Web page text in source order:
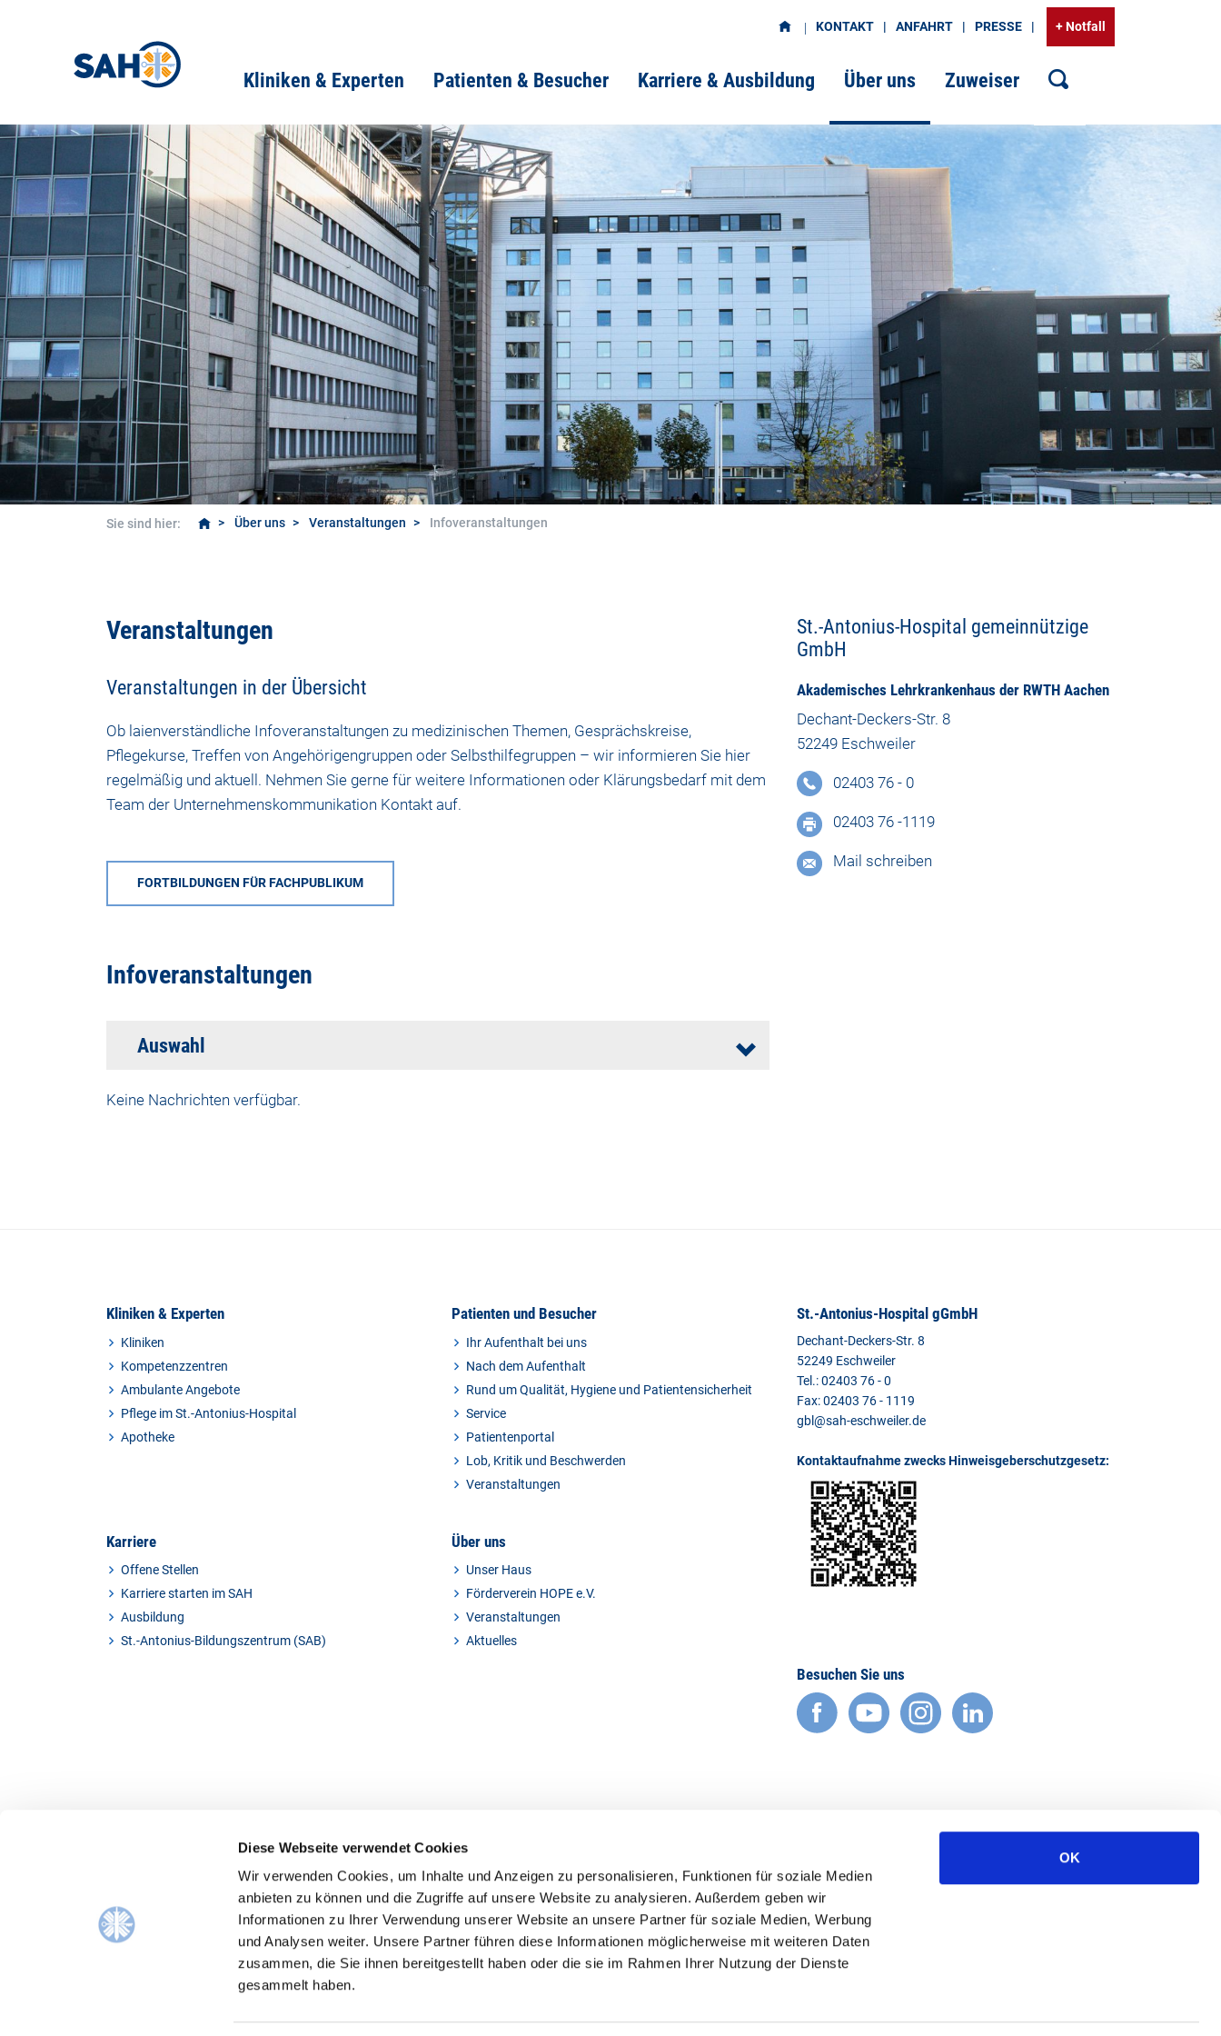
Diese Webseite verwendet Cookies
Wir verwenden Cookies, um Inhalte und Anzeigen zu personalisieren, Funktionen für soziale Medien
anbieten zu können und die Zugriffe auf unsere Website zu analysieren. Außerdem geben wir
Informationen zu Ihrer Verwendung unserer Website an unsere Partner für soziale Medien, Werbung
und Analysen weiter. Unsere Partner führen diese Informationen möglicherweise mit weiteren Daten
zusammen, die Sie ihnen bereitgestellt haben oder die sie im Rahmen Ihrer Nutzung der Dienste
gesammelt haben.
OK
KONTAKT ANFAHRT PRESSE + Notfall
Kliniken & Experten Patienten & Besucher Karriere & Ausbildung Über uns Zuweiser
Sie sind hier: Über uns Veranstaltungen Infoveranstaltungen
Infoveranstaltungen
Veranstaltungen
Veranstaltungen in der Übersicht
Ob laienverständliche Infoveranstaltungen zu medizinischen Themen, Gesprächskreise,
Pflegekurse, Treffen von Angehörigengruppen oder Selbsthilfegruppen – wir informieren Sie hier
regelmäßig und aktuell. Nehmen Sie gerne für weitere Informationen oder Klärungsbedarf mit dem
Team der Unternehmenskommunikation Kontakt auf.
FORTBILDUNGEN FÜR FACHPUBLIKUM
Infoveranstaltungen
Auswahl
Keine Nachrichten verfügbar.
St.-Antonius-Hospital gemeinnützige
GmbH
Akademisches Lehrkrankenhaus der RWTH Aachen
Dechant-Deckers-Str. 8
52249 Eschweiler
02403 76 - 0
02403 76 -1119
Mail schreiben
Kliniken & Experten
Kliniken
Kompetenzzentren
Ambulante Angebote
Pflege im St.-Antonius-Hospital
Apotheke
Patienten und Besucher
Ihr Aufenthalt bei uns
Nach dem Aufenthalt
Rund um Qualität, Hygiene und Patientensicherheit
Service
Patientenportal
Lob, Kritik und Beschwerden
Veranstaltungen
Karriere
Offene Stellen
Karriere starten im SAH
Ausbildung
St.-Antonius-Bildungszentrum (SAB)
Über uns
Unser Haus
Förderverein HOPE e.V.
Veranstaltungen
Aktuelles
St.-Antonius-Hospital gGmbH
Dechant-Deckers-Str. 8
52249 Eschweiler
Tel.: 02403 76 - 0
Fax: 02403 76 - 1119
gbl@sah-eschweiler.de
Kontaktaufnahme zwecks Hinweisgeberschutzgesetz:
Besuchen Sie uns
facebook
YouTube
Instagram